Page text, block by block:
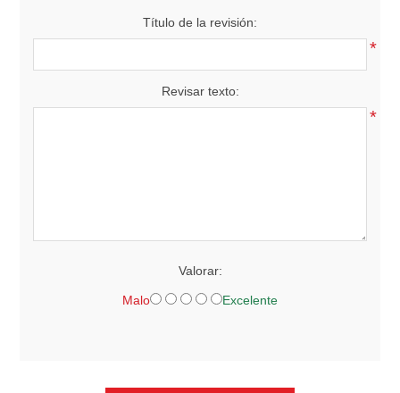
Título de la revisión:
*
Revisar texto:
*
Valorar:
Malo Excelente